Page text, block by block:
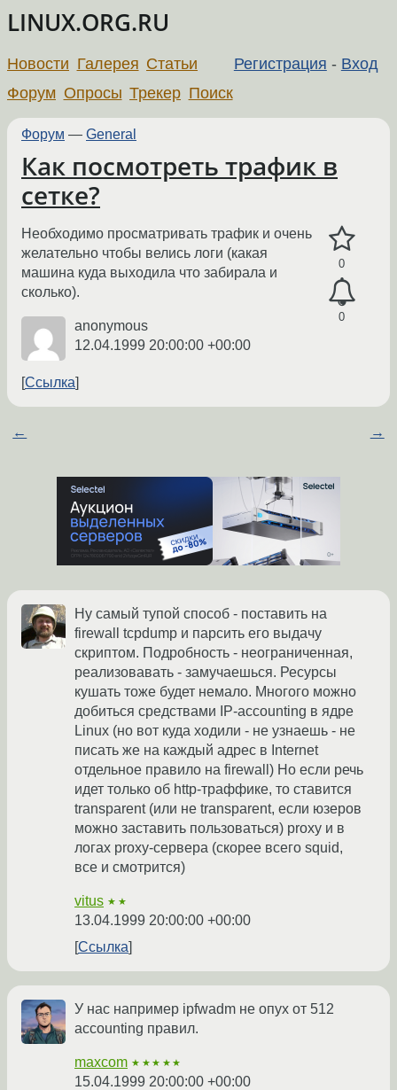
LINUX.ORG.RU
Регистрация - Вход
Новости Галерея Статьи
Форум Опросы Трекер Поиск
Форум — General
Как посмотреть трафик в
сетке?
0
0
Необходимо просматривать трафик и очень
желательно чтобы велись логи (какая
машина куда выходила что забирала и
сколько).
anonymous
12.04.1999 20:00:00 +00:00
Ссылка
← →
Ну самый тупой способ - поставить на
firewall tcpdump и парсить его выдачу
скриптом. Подробность - неограниченная,
реализовавать - замучаешься. Ресурсы
кушать тоже будет немало. Многого можно
добиться средствами IP-accounting в ядре
Linux (но вот куда ходили - не узнаешь - не
писать же на каждый адрес в Internet
отдельное правило на firewall) Но если речь
идет только об http-траффике, то ставится
transparent (или не transparent, если юзеров
можно заставить пользоваться) proxy и в
логах proxy-сервера (скорее всего squid,
все и смотрится)
vitus ★★
13.04.1999 20:00:00 +00:00
Ссылка
У нас например ipfwadm не опух от 512
accounting правил.
maxcom ★★★★★
15.04.1999 20:00:00 +00:00